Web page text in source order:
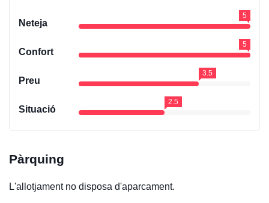
Neteja
5
Confort
5
Preu
3.5
Situació
2.5
Pàrquing
L'allotjament no disposa d'aparcament.